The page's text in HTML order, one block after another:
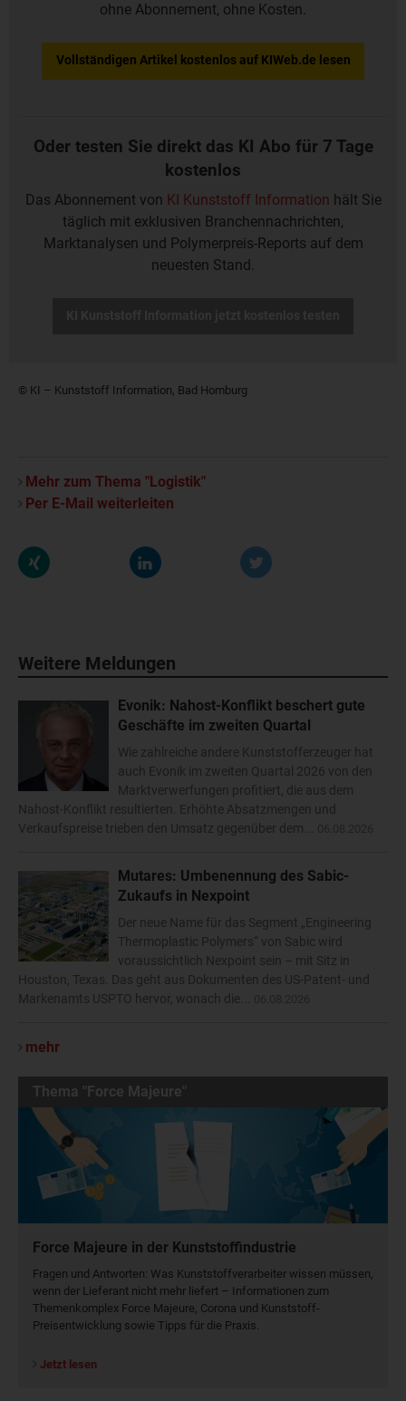
ohne Abonnement, ohne Kosten.
Vollständigen Artikel kostenlos auf KIWeb.de lesen
Oder testen Sie direkt das KI Abo für 7 Tage
kostenlos
Das Abonnement von KI Kunststoff Information hält Sie
täglich mit exklusiven Branchennachrichten,
Marktanalysen und Polymerpreis-Reports auf dem
neuesten Stand.
© KI – Kunststoff Information, Bad Homburg
Mehr zum Thema "Logistik"
Per E-Mail weiterleiten
Weitere Meldungen
Evonik: Nahost-Konflikt beschert gute
Geschäfte im zweiten Quartal
Wie zahlreiche andere Kunststofferzeuger hat
auch Evonik im zweiten Quartal 2026 von den
Marktverwerfungen profitiert, die aus dem
Nahost-Konflikt resultierten. Erhöhte Absatzmengen und
Verkaufspreise trieben den Umsatz gegenüber dem...
Mutares: Umbenennung des Sabic-
Zukaufs in Nexpoint
Der neue Name für das Segment „Engineering
Thermoplastic Polymers“ von Sabic wird
voraussichtlich Nexpoint sein – mit Sitz in
Houston, Texas. Das geht aus Dokumenten des US-Patent- und
Markenamts USPTO hervor, wonach die...
mehr
Thema "Force Majeure"
Force Majeure in der Kunststoffindustrie
Fragen und Antworten: Was Kunst­stoff­verarbeiter wissen müssen,
wenn der Lieferant nicht mehr liefert – Informationen zum
Themenkomplex Force Majeure, Corona und Kunststoff-
Preisentwicklung sowie Tipps für die Praxis.
Jetzt lesen